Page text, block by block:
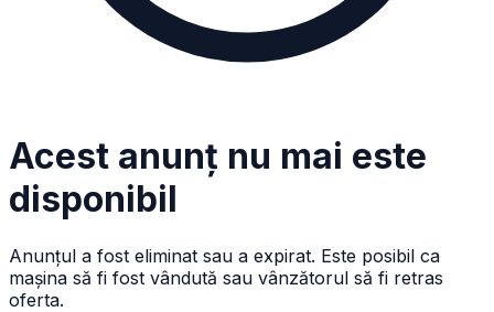
Acest anunț nu mai este
disponibil
Anunțul a fost eliminat sau a expirat. Este posibil ca
mașina să fi fost vândută sau vânzătorul să fi retras
oferta.